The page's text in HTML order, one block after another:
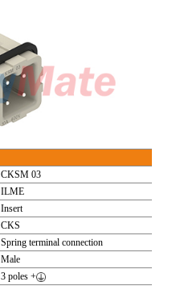
CKSM 03
ILME
Insert
CKS
Spring terminal connection
Male
3 poles +